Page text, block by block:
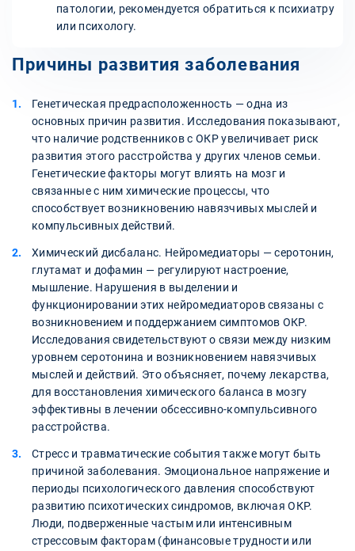
патологии, рекомендуется обратиться к психиатру
или психологу.
Причины развития заболевания
Генетическая предрасположенность — одна из
основных причин развития. Исследования показывают,
что наличие родственников с ОКР увеличивает риск
развития этого расстройства у других членов семьи.
Генетические факторы могут влиять на мозг и
связанные с ним химические процессы, что
способствует возникновению навязчивых мыслей и
компульсивных действий.
Химический дисбаланс. Нейромедиаторы — серотонин,
глутамат и дофамин — регулируют настроение,
мышление. Нарушения в выделении и
функционировании этих нейромедиаторов связаны с
возникновением и поддержанием симптомов ОКР.
Исследования свидетельствуют о связи между низким
уровнем серотонина и возникновением навязчивых
мыслей и действий. Это объясняет, почему лекарства,
для восстановления химического баланса в мозгу
эффективны в лечении обсессивно-компульсивного
расстройства.
Стресс и травматические события также могут быть
причиной заболевания. Эмоциональное напряжение и
периоды психологического давления способствуют
развитию психотических синдромов, включая ОКР.
Люди, подверженные частым или интенсивным
стрессовым факторам (финансовые трудности или